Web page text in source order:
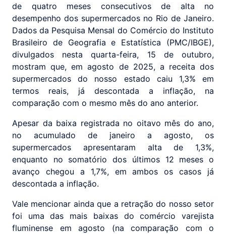
de quatro meses consecutivos de alta no
desempenho dos supermercados no Rio de Janeiro.
Dados da Pesquisa Mensal do Comércio do Instituto
Brasileiro de Geografia e Estatística (PMC/IBGE),
divulgados nesta quarta-feira, 15 de outubro,
mostram que, em agosto de 2025, a receita dos
supermercados do nosso estado caiu 1,3% em
termos reais, já descontada a inflação, na
comparação com o mesmo mês do ano anterior.
Apesar da baixa registrada no oitavo mês do ano,
no acumulado de janeiro a agosto, os
supermercados apresentaram alta de 1,3%,
enquanto no somatório dos últimos 12 meses o
avanço chegou a 1,7%, em ambos os casos já
descontada a inflação.
Vale mencionar ainda que a retração do nosso setor
foi uma das mais baixas do comércio varejista
fluminense em agosto (na comparação com o